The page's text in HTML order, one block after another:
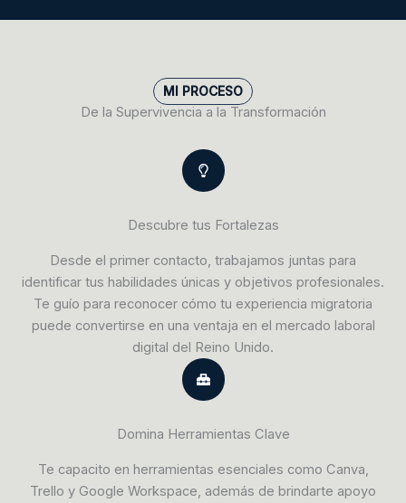
MI PROCESO
De la Supervivencia a la Transformación
Descubre tus Fortalezas
Desde el primer contacto, trabajamos juntas para
identificar tus habilidades únicas y objetivos profesionales.
Te guío para reconocer cómo tu experiencia migratoria
puede convertirse en una ventaja en el mercado laboral
digital del Reino Unido.
Domina Herramientas Clave
Te capacito en herramientas esenciales como Canva,
Trello y Google Workspace, además de brindarte apoyo